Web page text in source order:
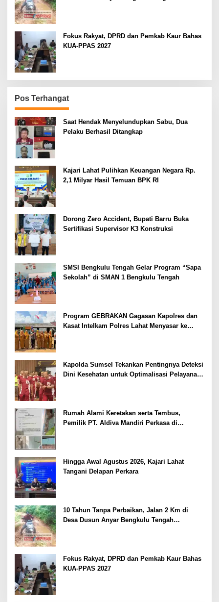
Fokus Rakyat, DPRD dan Pemkab Kaur Bahas
KUA-PPAS 2027
Pos Terhangat
Saat Hendak Menyelundupkan Sabu, Dua
Pelaku Berhasil Ditangkap
Kajari Lahat Pulihkan Keuangan Negara Rp.
2,1 Milyar Hasil Temuan BPK RI
Dorong Zero Accident, Bupati Barru Buka
Sertifikasi Supervisor K3 Konstruksi
SMSI Bengkulu Tengah Gelar Program “Sapa
Sekolah” di SMAN 1 Bengkulu Tengah
Program GEBRAKAN Gagasan Kapolres dan
Kasat Intelkam Polres Lahat Menyasar ke
Kapolda Sumsel Tekankan Pentingnya Deteksi
Dini Kesehatan untuk Optimalisasi Pelayanan
Rumah Alami Keretakan serta Tembus,
Pemilik PT. Aldiva Mandiri Perkasa di
Hingga Awal Agustus 2026, Kajari Lahat
Tangani Delapan Perkara
10 Tahun Tanpa Perbaikan, Jalan 2 Km di
Desa Dusun Anyar Bengkulu Tengah
Fokus Rakyat, DPRD dan Pemkab Kaur Bahas
KUA-PPAS 2027